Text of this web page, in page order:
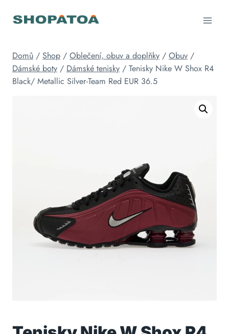
Domů / Shop / Oblečení, obuv a doplňky / Obuv /
Dámské boty / Dámské tenisky / Tenisky Nike W Shox R4
Black/ Metallic Silver-Team Red EUR 36.5